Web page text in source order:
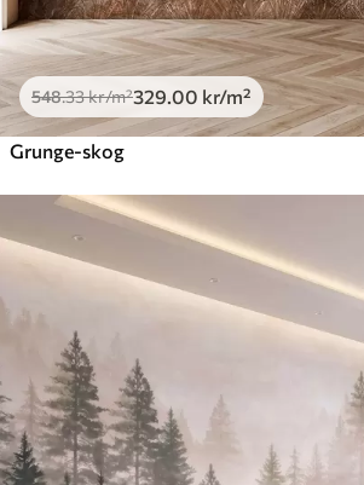
548.33kr/m²329.00 kr/m²
Grunge-skog